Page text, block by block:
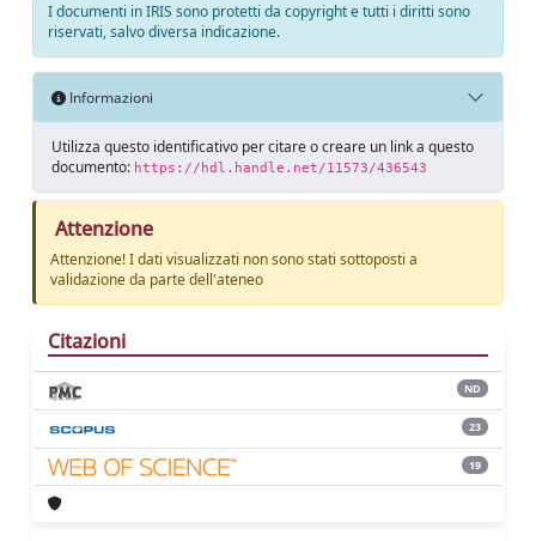
I documenti in IRIS sono protetti da copyright e tutti i diritti sono
riservati, salvo diversa indicazione.
Informazioni
Utilizza questo identificativo per citare o creare un link a questo
documento: https://hdl.handle.net/11573/436543
Attenzione
Attenzione! I dati visualizzati non sono stati sottoposti a
validazione da parte dell'ateneo
Citazioni
ND
23
19